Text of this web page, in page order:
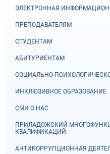
ЭЛЕКТРОННАЯ
ПРЕПОДАВАТЕЛЯМ
СТУДЕНТАМ
АБИТУРИЕНТАМ
СОЦИАЛЬНО-
ИНКЛЮЗИВНОЕ ОБРАЗОВАНИЕ
СМИ О НАС
ПРИЛАДОЖСКИЙ
КВАЛИФИКАЦИЙ
АНТИКОРРУПЦИОННАЯ